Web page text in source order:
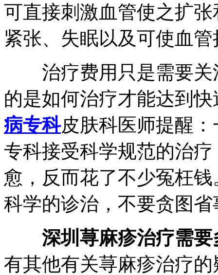
可直接刺激血管使之扩
紧张、失眠以及可使血
治疗费用只是需要关
的是如何治疗才能达到
病专科皮肤科医师提醒
专科接受科学规范的治
愈，反而花了不少冤枉
科学的诊治，不要贪图
深圳荨麻疹治疗需
有其他有关荨麻疹治疗